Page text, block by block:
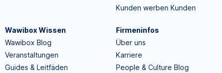
Kunden werben Kunden
Wawibox Wissen
Wawibox Blog
Veranstaltungen
Guides & Leitfäden
Firmeninfos
Über uns
Karriere
People & Culture Blog